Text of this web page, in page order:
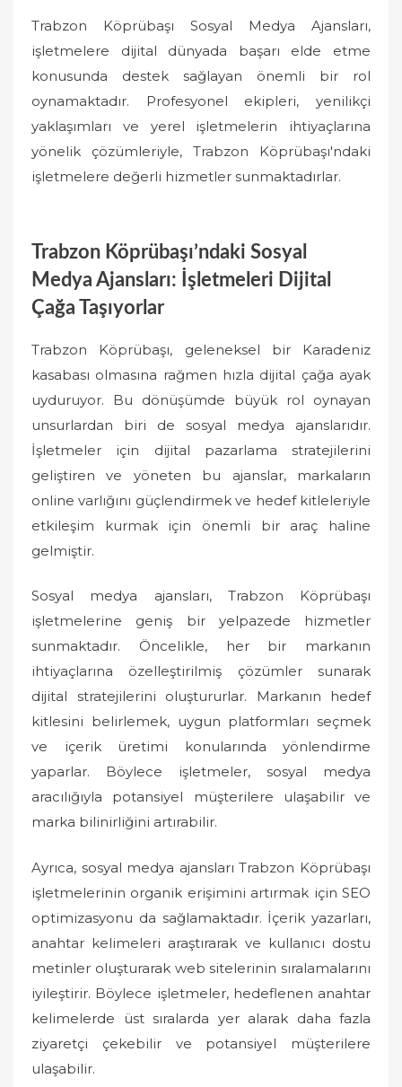
Trabzon Köprübaşı Sosyal Medya Ajansları,
işletmelere dijital dünyada başarı elde etme
konusunda destek sağlayan önemli bir rol
oynamaktadır. Profesyonel ekipleri, yenilikçi
yaklaşımları ve yerel işletmelerin ihtiyaçlarına
yönelik çözümleriyle, Trabzon Köprübaşı'ndaki
işletmelere değerli hizmetler sunmaktadırlar.
Trabzon Köprübaşı’ndaki Sosyal
Medya Ajansları: İşletmeleri Dijital
Çağa Taşıyorlar
Trabzon Köprübaşı, geleneksel bir Karadeniz
kasabası olmasına rağmen hızla dijital çağa ayak
uyduruyor. Bu dönüşümde büyük rol oynayan
unsurlardan biri de sosyal medya ajanslarıdır.
İşletmeler için dijital pazarlama stratejilerini
geliştiren ve yöneten bu ajanslar, markaların
online varlığını güçlendirmek ve hedef kitleleriyle
etkileşim kurmak için önemli bir araç haline
gelmiştir.
Sosyal medya ajansları, Trabzon Köprübaşı
işletmelerine geniş bir yelpazede hizmetler
sunmaktadır. Öncelikle, her bir markanın
ihtiyaçlarına özelleştirilmiş çözümler sunarak
dijital stratejilerini oluştururlar. Markanın hedef
kitlesini belirlemek, uygun platformları seçmek
ve içerik üretimi konularında yönlendirme
yaparlar. Böylece işletmeler, sosyal medya
aracılığıyla potansiyel müşterilere ulaşabilir ve
marka bilinirliğini artırabilir.
Ayrıca, sosyal medya ajansları Trabzon Köprübaşı
işletmelerinin organik erişimini artırmak için SEO
optimizasyonu da sağlamaktadır. İçerik yazarları,
anahtar kelimeleri araştırarak ve kullanıcı dostu
metinler oluşturarak web sitelerinin sıralamalarını
iyileştirir. Böylece işletmeler, hedeflenen anahtar
kelimelerde üst sıralarda yer alarak daha fazla
ziyaretçi çekebilir ve potansiyel müşterilere
ulaşabilir.